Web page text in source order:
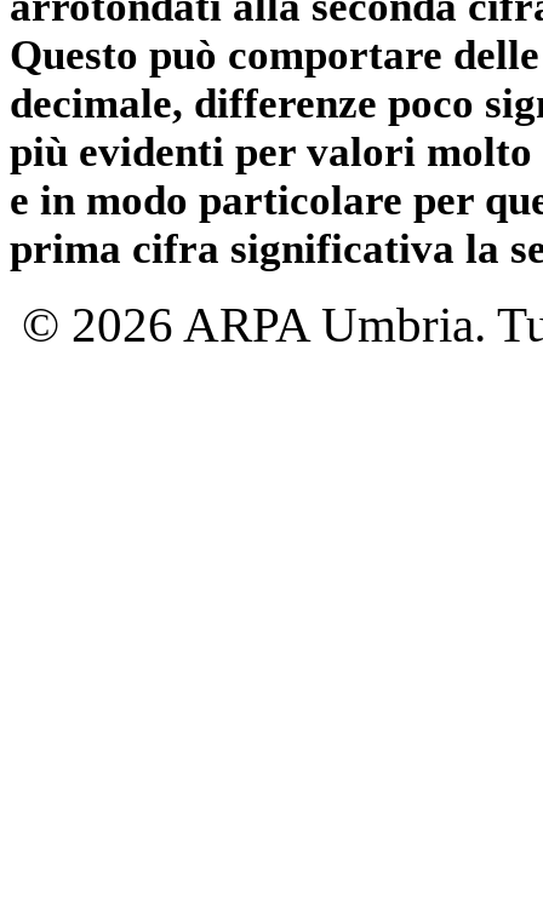
Questo può comportare
decimale, differenze poco
più evidenti per valori
e in modo particolare per
prima cifra significativa la
© 2026 ARPA Umbria.